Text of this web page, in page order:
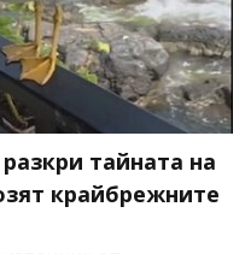
тайната на
крайбрежните